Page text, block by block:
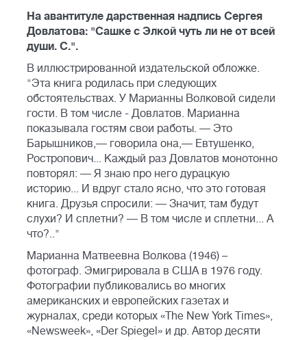
На авантитуле дарственная надпись Сергея
Довлатова: "Сашке с Элкой чуть ли не от всей
души. С.".
В иллюстрированной издательской обложке.
"Эта книга родилась при следующих
обстоятельствах. У Марианны Волковой сидели
гости. В том числе - Довлатов. Марианна
показывала гостям свои работы. — Это
Барышников,— говорила она,— Евтушенко,
Ростропович... Каждый раз Довлатов монотонно
повторял: — Я знаю про него дурацкую
историю... И вдруг стало ясно, что это готовая
книга. Друзья спросили: — Значит, там будут
слухи? И сплетни? — В том числе и сплетни... А
что?.."
Марианна Матвеевна Волкова (1946) –
фотограф. Эмигрировала в США в 1976 году.
Фотографии публиковались во многих
американских и европейских газетах и
журналах, среди которых «The New York Times»,
«Newsweek», «Der Spiegel» и др. Автор десяти